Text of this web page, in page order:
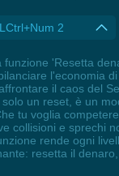
LCtrl+Num 2
funzione 'Resetta
l'economia
il caos del
un reset, è un
tu voglia
collisioni e sprechi
rende ogni
resetta il